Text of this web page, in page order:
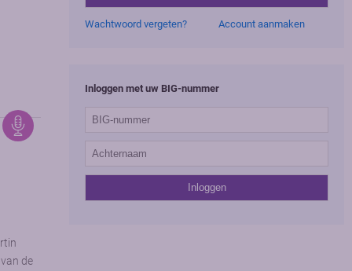
de
Wachtwoord vergeten? Account aanmaken
Inloggen met uw BIG-nummer